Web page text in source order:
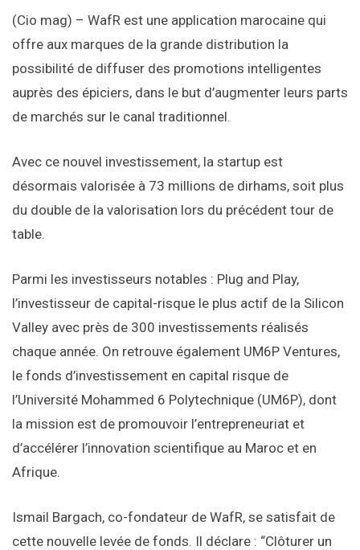
(Cio mag) – WafR est une application marocaine qui
offre aux marques de la grande distribution la
possibilité de diffuser des promotions intelligentes
auprès des épiciers, dans le but d’augmenter leurs parts
de marchés sur le canal traditionnel.
Avec ce nouvel investissement, la startup est
désormais valorisée à 73 millions de dirhams, soit plus
du double de la valorisation lors du précédent tour de
table.
Parmi les investisseurs notables : Plug and Play,
l’investisseur de capital-risque le plus actif de la Silicon
Valley avec près de 300 investissements réalisés
chaque année. On retrouve également UM6P Ventures,
le fonds d’investissement en capital risque de
l’Université Mohammed 6 Polytechnique (UM6P), dont
la mission est de promouvoir l’entrepreneuriat et
d’accélérer l’innovation scientifique au Maroc et en
Afrique.
Ismail Bargach, co-fondateur de WafR, se satisfait de
cette nouvelle levée de fonds. Il déclare : “Clôturer un